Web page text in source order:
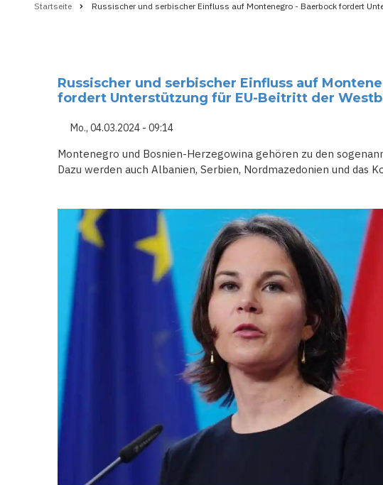
Startseite Russischer und serbischer Einfluss auf Montenegro - Baerbock fordert
Russischer und serbischer Einfluss auf
fordert Unterstützung für EU-Beitritt der
Mo., 04.03.2024 - 09:14
Montenegro und Bosnien-Herzegowina gehören zu den
Dazu werden auch Albanien, Serbien, Nordmazedonien und das